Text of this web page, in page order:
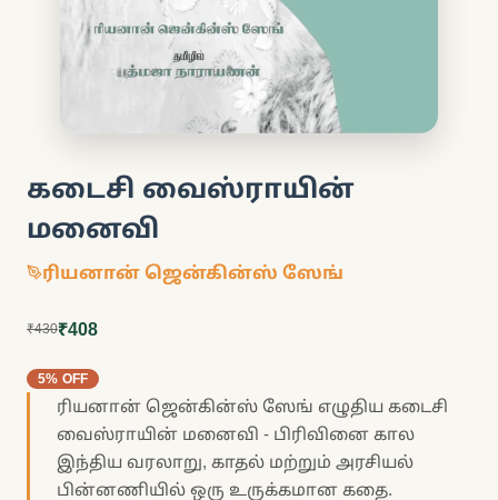
கடைசி வைஸ்ராயின்
மனைவி
ரியனான் ஜென்கின்ஸ் ஸேங்
₹430₹408
5% OFF
ரியனான் ஜென்கின்ஸ் ஸேங் எழுதிய கடைசி
வைஸ்ராயின் மனைவி - பிரிவினை கால
இந்திய வரலாறு, காதல் மற்றும் அரசியல்
பின்னணியில் ஒரு உருக்கமான கதை.